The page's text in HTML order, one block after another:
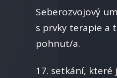
Seberozvojový
s prvky terapie a
pohnut/a.
17. setkání,